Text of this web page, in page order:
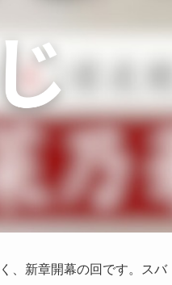
、新章開幕の回です。スバ